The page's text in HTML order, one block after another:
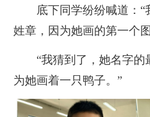
底下同学纷纷喊道：“
姓章，因为她画的第一个
“我猜到了，她名字的
为她画着一只鸭子。”